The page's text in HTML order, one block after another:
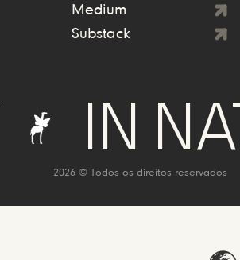
Medium
Substack
IN
2026 © Todos os direitos reservados